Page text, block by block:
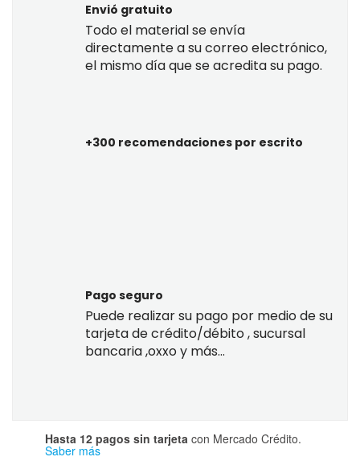
Envió gratuito
Todo el material se envía
directamente a su correo electrónico,
el mismo día que se acredita su pago.
+300 recomendaciones por escrito
Pago seguro
Puede realizar su pago por medio de su
tarjeta de crédito/débito , sucursal
bancaria ,oxxo y más...
Hasta 12 pagos sin tarjeta con Mercado Crédito.
Saber más